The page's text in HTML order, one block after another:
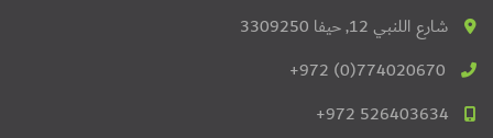
شارع اللنبي 12, حيفا 3309250
+972 (0)774020670
+972 526403634